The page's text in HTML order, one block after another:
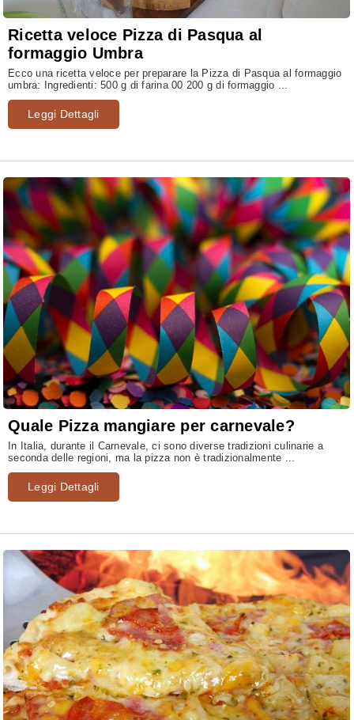
Ricetta veloce Pizza di Pasqua al
formaggio Umbra
Ecco una ricetta veloce per preparare la Pizza di Pasqua al formaggio
umbra: Ingredienti: 500 g di farina 00 200 g di formaggio ...
Leggi Dettagli
Quale Pizza mangiare per carnevale?
In Italia, durante il Carnevale, ci sono diverse tradizioni culinarie a
seconda delle regioni, ma la pizza non è tradizionalmente ...
Leggi Dettagli